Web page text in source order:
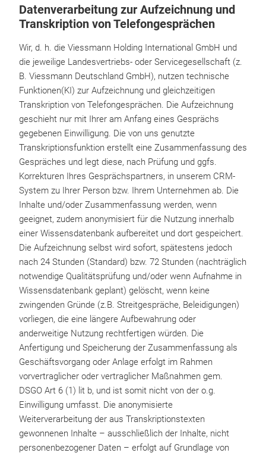
Datenverarbeitung zur Aufzeichnung und
Transkription von Telefongesprächen
Wir, d. h. die Viessmann Holding International GmbH und
die jeweilige Landesvertriebs- oder Servicegesellschaft (z.
B. Viessmann Deutschland GmbH), nutzen technische
Funktionen(KI) zur Aufzeichnung und gleichzeitigen
Transkription von Telefongesprächen. Die Aufzeichnung
geschieht nur mit Ihrer am Anfang eines Gesprächs
gegebenen Einwilligung. Die von uns genutzte
Transkriptionsfunktion erstellt eine Zusammenfassung des
Gespräches und legt diese, nach Prüfung und ggfs.
Korrekturen Ihres Gesprächspartners, in unserem CRM-
System zu Ihrer Person bzw. Ihrem Unternehmen ab. Die
Inhalte und/oder Zusammenfassung werden, wenn
geeignet, zudem anonymisiert für die Nutzung innerhalb
einer Wissensdatenbank aufbereitet und dort gespeichert.
Die Aufzeichnung selbst wird sofort, spätestens jedoch
nach 24 Stunden (Standard) bzw. 72 Stunden (nachträglich
notwendige Qualitätsprüfung und/oder wenn Aufnahme in
Wissensdatenbank geplant) gelöscht, wenn keine
zwingenden Gründe (z.B. Streitgespräche, Beleidigungen)
vorliegen, die eine längere Aufbewahrung oder
anderweitige Nutzung rechtfertigen würden. Die
Anfertigung und Speicherung der Zusammenfassung als
Geschäftsvorgang oder Anlage erfolgt im Rahmen
vorvertraglicher oder vertraglicher Maßnahmen gem.
DSGO Art 6 (1) lit b, und ist somit nicht von der o.g.
Einwilligung umfasst. Die anonymisierte
Weiterverarbeitung der aus Transkriptionstexten
gewonnenen Inhalte – ausschließlich der Inhalte, nicht
personenbezogener Daten – erfolgt auf Grundlage von